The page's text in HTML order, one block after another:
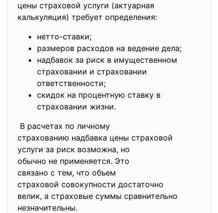
цены страховой услуги (актуарная
калькуляция) требует определения:
нетто-ставки;
размеров расходов на ведение дела;
надбавок за риск в имущественном
страховании и страховании
ответственности;
скидок на процентную ставку в
страховании жизни.
В расчетах по личному
страхованию надбавка цены страховой
услуги за риск возможна, но
обычно не применяется. Это
связано с тем, что объем
страховой совокупности достаточно
велик, а страховые суммы сравнительно
незначительны.